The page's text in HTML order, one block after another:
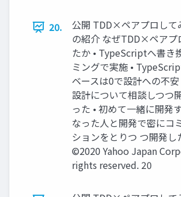
20.
公開 TDD×ペアプロして
の紹介 なぜTDD×ペアプ
たか • TypeScriptへ書き
ミングで実施 •
ベースは0で設計への不安
設計について相談しつつ
った • 初めて⼀緒に開発
なった⼈と開発で密にコ
ションをとりつ つ開発し
©2020 Yahoo Japan
rights reserved. 20